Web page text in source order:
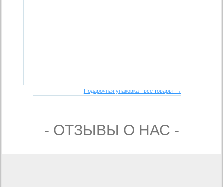
Подарочная упаковка - все товары →
- ОТЗЫВЫ О НАС -